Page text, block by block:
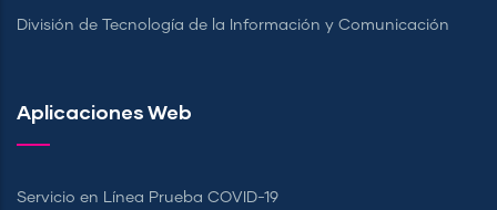
División de Tecnología de la Información y Comunicación
Aplicaciones Web
Servicio en Línea Prueba COVID-19